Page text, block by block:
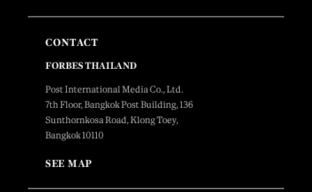
CONTACT
FORBES THAILAND
Post International Media Co., Ltd.
7th Floor, Bangkok Post Building, 136
Sunthornkosa Road, Klong Toey,
Bangkok 10110
SEE MAP